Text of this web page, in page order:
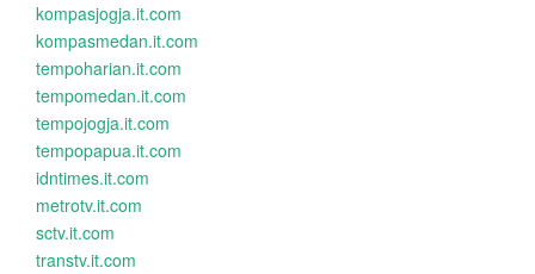
kompasjogja.it.com
kompasmedan.it.com
tempoharian.it.com
tempomedan.it.com
tempojogja.it.com
tempopapua.it.com
idntimes.it.com
metrotv.it.com
sctv.it.com
transtv.it.com